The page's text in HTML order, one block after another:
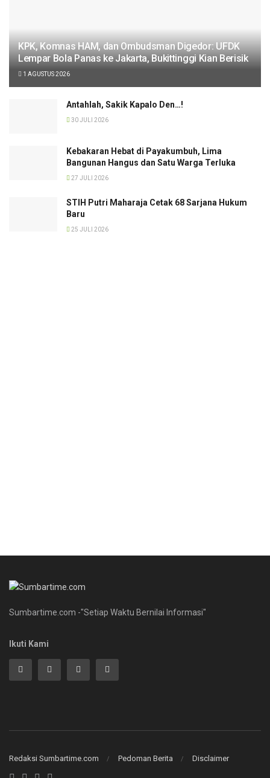
KPK, Komnas HAM, dan Ombudsman Digedor: UFDK
Lempar Bola Panas ke Jakarta, Bukittinggi Kian Berisik
1 AGUSTUS 2026
Antahlah, Sakik Kapalo Den…!
30 JULI 2026
Kebakaran Hebat di Payakumbuh, Lima
Bangunan Hangus dan Satu Warga Terluka
27 JULI 2026
STIH Putri Maharaja Cetak 68 Sarjana Hukum
Baru
25 JULI 2026
Sumbartime.com -"Setiap Waktu Bernilai Informasi"
Ikuti Kami
Redaksi Sumbartime.com Pedoman Berita Disclaimer